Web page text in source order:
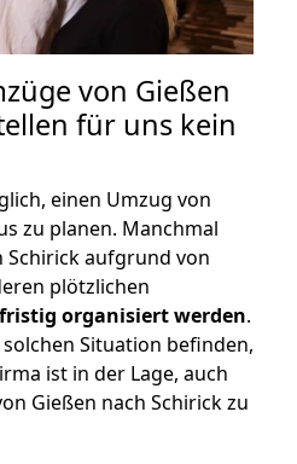
von Gießen
für uns kein
einen Umzug von
zu planen. Manchmal
Schirick aufgrund von
plötzlichen
organisiert werden.
Situation befinden,
ist in der Lage, auch
Gießen nach Schirick zu